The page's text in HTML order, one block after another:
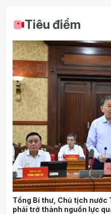
Tiêu điểm
Tổng Bí thư, Chủ tịch nước
phải trở thành nguồn lực